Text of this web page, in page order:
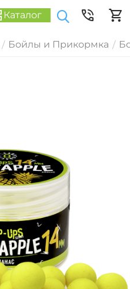
Каталог
/ Бойлы и Прикормка /